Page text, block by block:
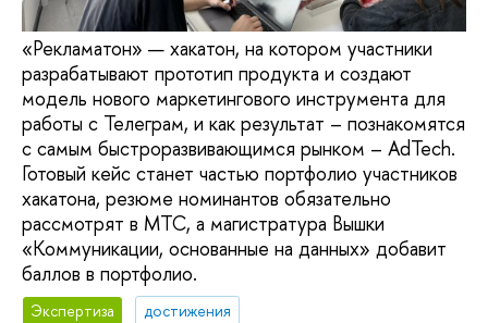
«Рекламатон» — хакатон, на котором участники
разрабатывают прототип продукта и создают
модель нового маркетингового инструмента для
работы с Телеграм, и как результат – познакомятся
с самым быстроразвивающимся рынком – AdTech.
Готовый кейс станет частью портфолио участников
хакатона, резюме номинантов обязательно
рассмотрят в МТС, а магистратура Вышки
«Коммуникации, основанные на данных» добавит
баллов в портфолио.
Экспертиза
достижения